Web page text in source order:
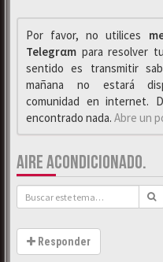
Por favor, no utilices
Telegrαm para resolver
sentido es transmitir
mañana no estará
comunidad en internet.
encontrado nada. Abre un
AIRE ACONDICIONADO.
Responder